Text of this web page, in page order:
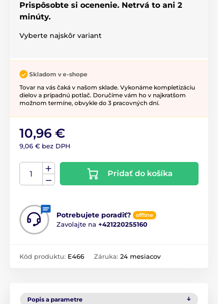
Prispôsobte si ocenenie. Netrvá to ani 2
minúty.
Vyberte najskôr variant
Skladom v e-shope
Tovar na vás čaká v našom sklade. Vykonáme kompletizáciu
dielov a prípadnú potlač. Doručíme vám ho v najkratšom
možnom termíne, obvykle do 3 pracovných dní.
10,96 €
9,06 € bez DPH
Pridať do košíka
Potrebujete poradiť? offline
Zavolajte na +421220255160
Kód produktu: E466 Záruka: 24 mesiacov
Popis a parametre